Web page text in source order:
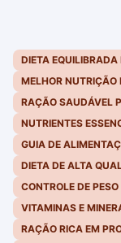
DIETA
MELHOR
RAÇÃO SAUDÁVEL
NUTRIENTES
GUIA DE
DIETA DE ALTA
CONTROLE DE
VITAMINAS E
RAÇÃO RICA EM